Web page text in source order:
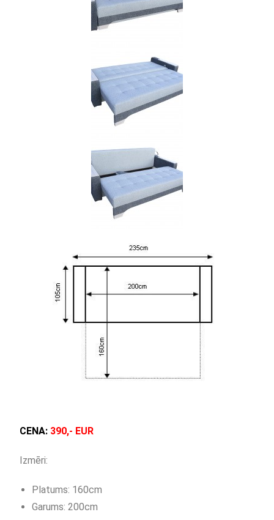
CENA: 390,- EUR
Izmēri:
Platums: 160cm
Garums: 200cm